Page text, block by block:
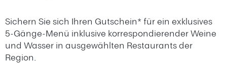
Sichern Sie sich Ihren Gutschein* für ein exklusives
5-Gänge-Menü inklusive korrespondierender Weine
und Wasser in ausgewählten Restaurants der
Region.